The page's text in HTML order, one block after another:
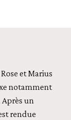
et Marius
notamment
un
rendue